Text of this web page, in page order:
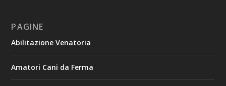
PAGINE
Abilitazione Venatoria
Amatori Cani da Ferma